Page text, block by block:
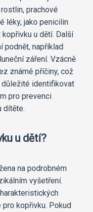
prachové
léky, jako penicilin
u dětí. Další
podnět, například
záření. Vzácně
známé příčiny, což
důležité identifikovat
pro prevenci
dítěte.
u dětí?
na podrobném
vyšetření.
kopřivku. Pokud